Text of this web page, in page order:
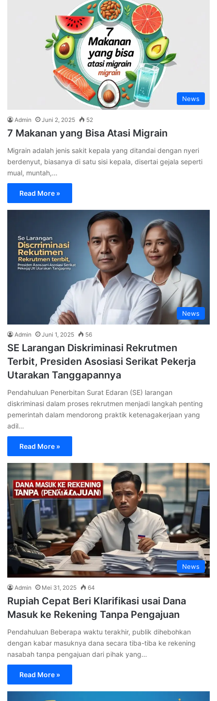
News
Admin Juni 2, 2025 52
7 Makanan yang Bisa Atasi Migrain
Migrain adalah jenis sakit kepala yang ditandai dengan nyeri
berdenyut, biasanya di satu sisi kepala, disertai gejala seperti
mual, muntah,…
Read More »
News
Admin Juni 1, 2025 56
SE Larangan Diskriminasi Rekrutmen
Terbit, Presiden Asosiasi Serikat Pekerja
Utarakan Tanggapannya
Pendahuluan Penerbitan Surat Edaran (SE) larangan
diskriminasi dalam proses rekrutmen menjadi langkah penting
pemerintah dalam mendorong praktik ketenagakerjaan yang
adil…
Read More »
News
Admin Mei 31, 2025 64
Rupiah Cepat Beri Klarifikasi usai Dana
Masuk ke Rekening Tanpa Pengajuan
Pendahuluan Beberapa waktu terakhir, publik dihebohkan
dengan kabar masuknya dana secara tiba-tiba ke rekening
nasabah tanpa pengajuan dari pihak yang…
Read More »